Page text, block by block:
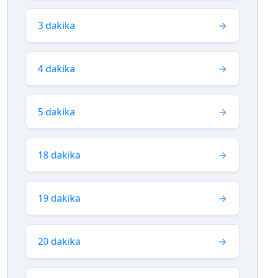
3 dakika
4 dakika
5 dakika
18 dakika
19 dakika
20 dakika